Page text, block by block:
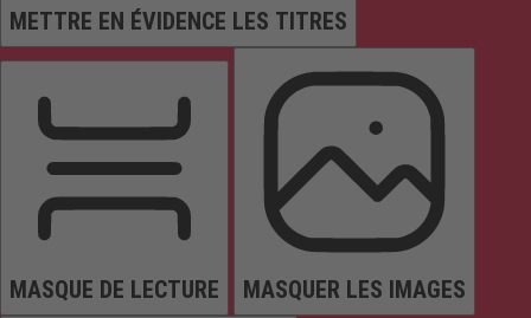
METTRE EN ÉVIDENCE LES TITRES
MASQUE DE LECTURE MASQUER LES IMAGES